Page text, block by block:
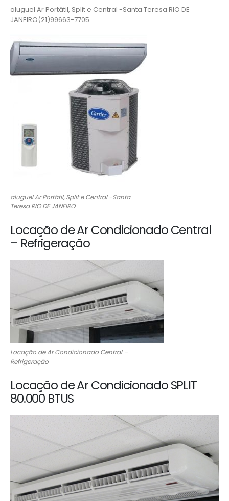
aluguel Ar Portátil, Split e Central -Santa Teresa RIO DE
JANEIRO(21)99663-7705
aluguel Ar Portátil, Split e Central -Santa
Teresa RIO DE JANEIRO
Locação de Ar Condicionado Central
– Refrigeração
Locação de Ar Condicionado Central –
Refrigeração
Locação de Ar Condicionado SPLIT
80.000 BTUS